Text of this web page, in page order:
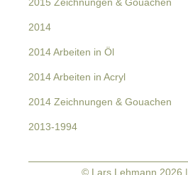
2015 Zeichnungen & Gouachen
2014
2014 Arbeiten in Öl
2014 Arbeiten in Acryl
2014 Zeichnungen & Gouachen
2013-1994
© Lars Lehmann 2026 |